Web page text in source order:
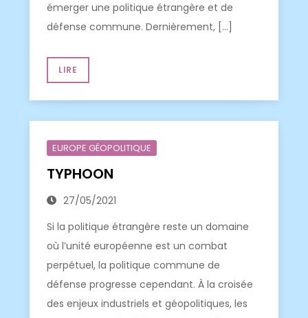
émerger une politique étrangère et de
défense commune. Dernièrement, […]
LIRE
EUROPE GÉOPOLITIQUE
TYPHOON
27/05/2021
Si la politique étrangère reste un domaine
où l’unité européenne est un combat
perpétuel, la politique commune de
défense progresse cependant. À la croisée
des enjeux industriels et géopolitiques, les